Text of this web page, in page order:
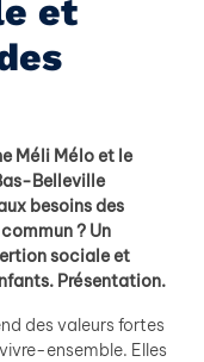
et
Méli Mélo et le
Belleville
besoins des
? Un
sociale et
Présentation.
des valeurs fortes
ensemble. Elles